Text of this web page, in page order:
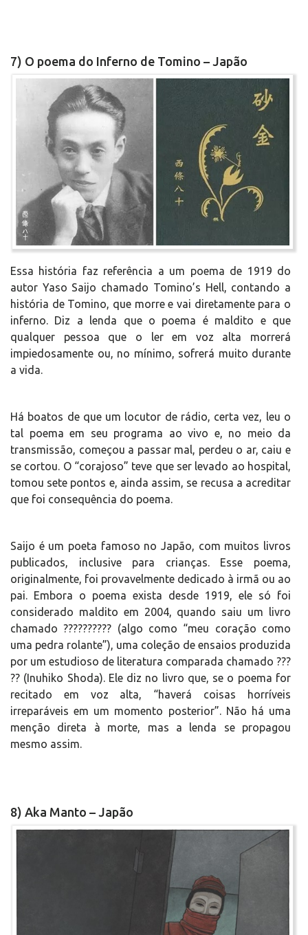
7) O poema do Inferno de Tomino – Japão
Essa história faz referência a um poema de 1919 do
autor Yaso Saijo chamado Tomino’s Hell, contando a
história de Tomino, que morre e vai diretamente para o
inferno. Diz a lenda que o poema é maldito e que
qualquer pessoa que o ler em voz alta morrerá
impiedosamente ou, no mínimo, sofrerá muito durante
a vida.
Há boatos de que um locutor de rádio, certa vez, leu o
tal poema em seu programa ao vivo e, no meio da
transmissão, começou a passar mal, perdeu o ar, caiu e
se cortou. O “corajoso” teve que ser levado ao hospital,
tomou sete pontos e, ainda assim, se recusa a acreditar
que foi consequência do poema.
Saijo é um poeta famoso no Japão, com muitos livros
publicados, inclusive para crianças. Esse poema,
originalmente, foi provavelmente dedicado à irmã ou ao
pai. Embora o poema exista desde 1919, ele só foi
considerado maldito em 2004, quando saiu um livro
chamado ?????????? (algo como “meu coração como
uma pedra rolante”), uma coleção de ensaios produzida
por um estudioso de literatura comparada chamado ???
?? (Inuhiko Shoda). Ele diz no livro que, se o poema for
recitado em voz alta, “haverá coisas horríveis
irreparáveis em um momento posterior”. Não há uma
menção direta à morte, mas a lenda se propagou
mesmo assim.
8) Aka Manto – Japão